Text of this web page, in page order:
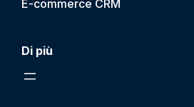
E-commerce CRM
Di più